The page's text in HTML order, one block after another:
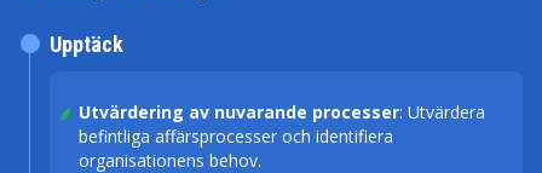
Utvärdering av nuvarande processer: Utvärdera
befintliga affärsprocesser och identifiera
organisationens behov.
Upptäck